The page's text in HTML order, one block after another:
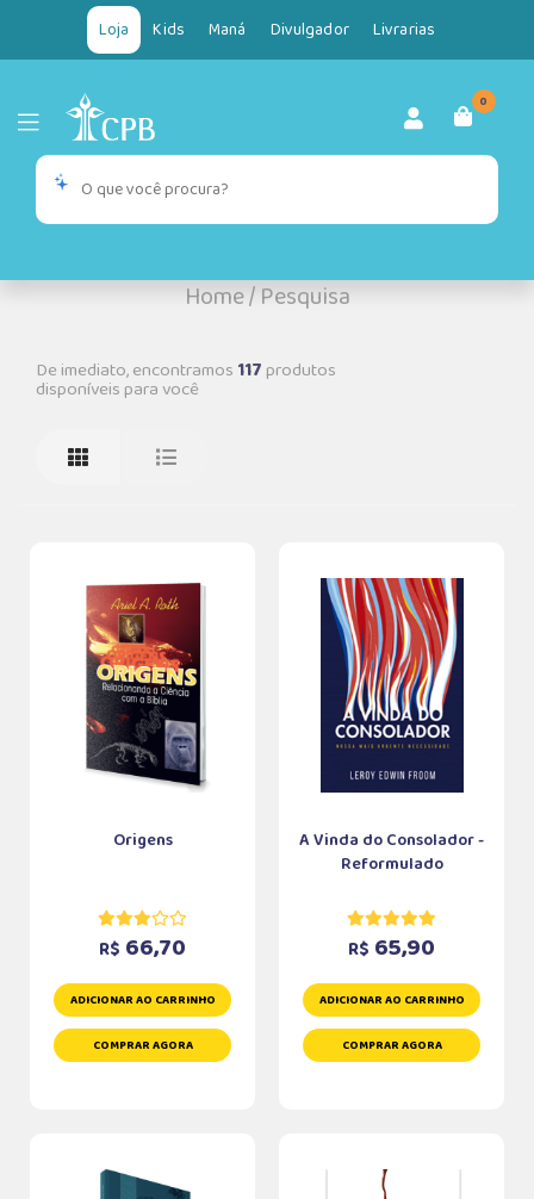
Loja Kids Maná Divulgador Livrarias
0
Home/Pesquisa
De imediato, encontramos 117produtos
disponíveis para você
Origens
R$ 66,70
ADICIONAR AO CARRINHO
COMPRAR AGORA
A Vinda do Consolador -
Reformulado
R$ 65,90
ADICIONAR AO CARRINHO
COMPRAR AGORA